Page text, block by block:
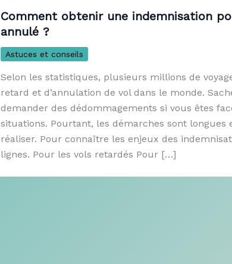
Comment obtenir une indemnisation
annulé ?
Astuces et conseils
Selon les statistiques, plusieurs millions de
retard et d’annulation de vol dans le monde.
demander des dédommagements si vous êtes
situations. Pourtant, les démarches sont longues
réaliser. Pour connaître les enjeux des
lignes. Pour les vols retardés Pour […]